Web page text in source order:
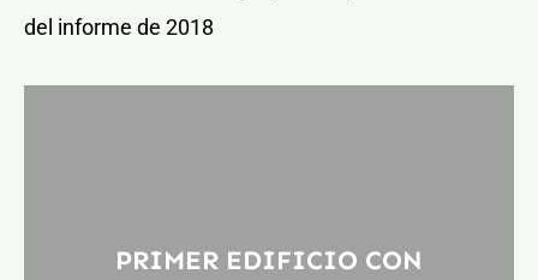
del informe de 2018
PRIMER EDIFICIO CON